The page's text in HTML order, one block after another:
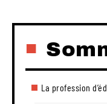
La profession